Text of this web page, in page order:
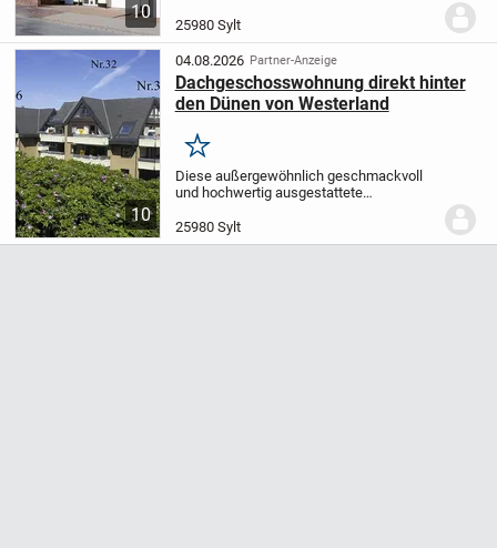
10
Etage des Hauses (mit Fahrstuhl) und hat
eine Gesamtfläche von ca. 64,07 m².Von
der...
25980 Sylt
10
04.08.2026 Partner-Anzeige
Dachgeschosswohnung direkt hinter
den Dünen von Westerland
Merken
Diese außergewöhnlich geschmackvoll
und hochwertig ausgestattete
einer Wohnfläche von ca. 32,79 m² sowie
einer Gesamtfläche von ca. 58,27 m². Sie
25980 Sylt